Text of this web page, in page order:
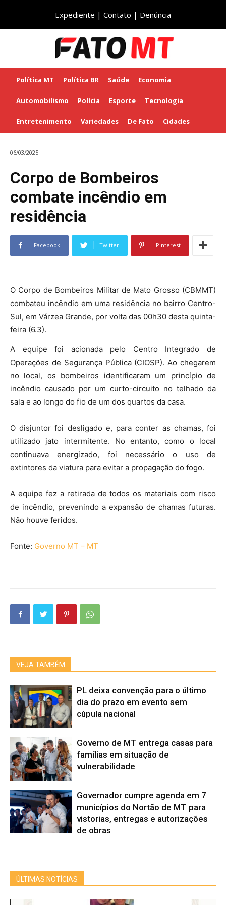
Expediente | Contato | Denúncia
Política MT Política BR Saúde Economia
Automobilismo Polícia Esporte Tecnologia
Entretenimento Variedades De Fato Cidades
06/03/2025
Corpo de Bombeiros
combate incêndio em
residência
Facebook Twitter Pinterest
O Corpo de Bombeiros Militar de Mato Grosso (CBMMT)
combateu incêndio em uma residência no bairro Centro-
Sul, em Várzea Grande, por volta das 00h30 desta quinta-
feira (6.3).
A equipe foi acionada pelo Centro Integrado de
Operações de Segurança Pública (CIOSP). Ao chegarem
no local, os bombeiros identificaram um princípio de
incêndio causado por um curto-circuito no telhado da
sala e ao longo do fio de um dos quartos da casa.
O disjuntor foi desligado e, para conter as chamas, foi
utilizado jato intermitente. No entanto, como o local
continuava energizado, foi necessário o uso de
extintores da viatura para evitar a propagação do fogo.
A equipe fez a retirada de todos os materiais com risco
de incêndio, prevenindo a expansão de chamas futuras.
Não houve feridos.
Fonte: Governo MT – MT
VEJA TAMBÉM
PL deixa convenção para o último
dia do prazo em evento sem
cúpula nacional
Governo de MT entrega casas para
famílias em situação de
vulnerabilidade
Governador cumpre agenda em 7
municípios do Nortão de MT para
vistorias, entregas e autorizações
de obras
ÚLTIMAS NOTÍCIAS